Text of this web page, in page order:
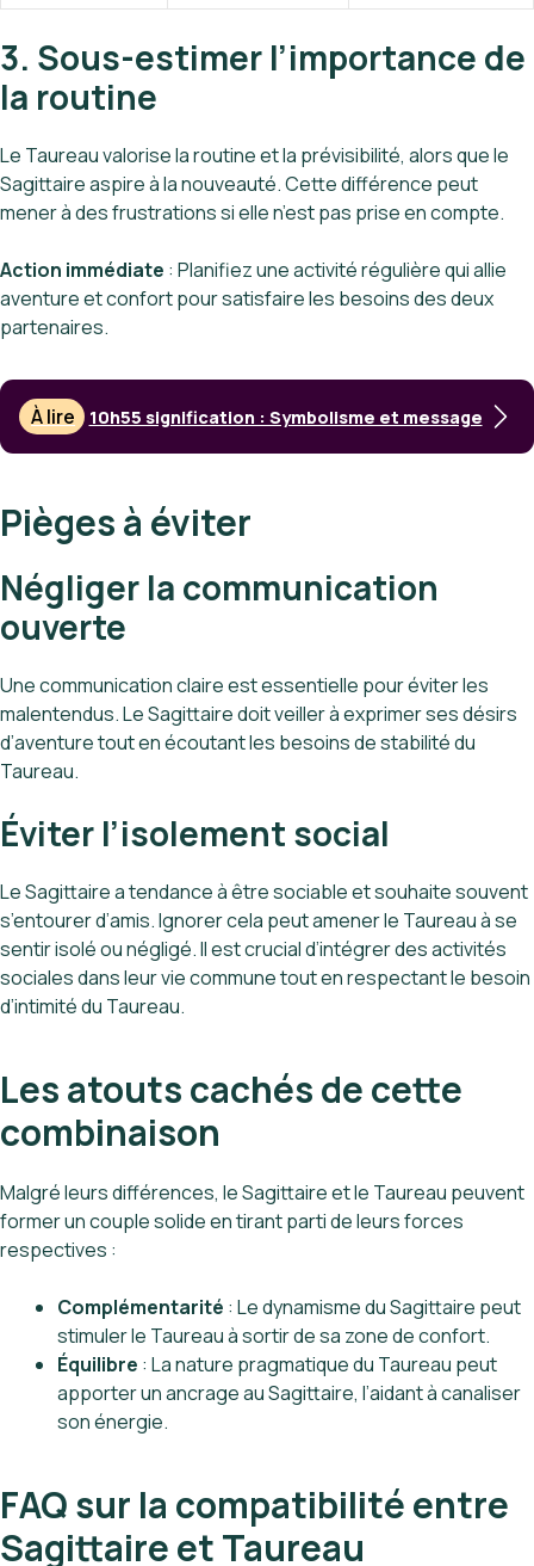
3. Sous-estimer l’importance de
la routine
Le Taureau valorise la routine et la prévisibilité, alors que le
Sagittaire aspire à la nouveauté. Cette différence peut
mener à des frustrations si elle n’est pas prise en compte.
Action immédiate : Planifiez une activité régulière qui allie
aventure et confort pour satisfaire les besoins des deux
partenaires.
À lire 10h55 signification : Symbolisme et message
Pièges à éviter
Négliger la communication
ouverte
Une communication claire est essentielle pour éviter les
malentendus. Le Sagittaire doit veiller à exprimer ses désirs
d’aventure tout en écoutant les besoins de stabilité du
Taureau.
Éviter l’isolement social
Le Sagittaire a tendance à être sociable et souhaite souvent
s’entourer d’amis. Ignorer cela peut amener le Taureau à se
sentir isolé ou négligé. Il est crucial d’intégrer des activités
sociales dans leur vie commune tout en respectant le besoin
d’intimité du Taureau.
Les atouts cachés de cette
combinaison
Malgré leurs différences, le Sagittaire et le Taureau peuvent
former un couple solide en tirant parti de leurs forces
respectives :
Complémentarité : Le dynamisme du Sagittaire peut
stimuler le Taureau à sortir de sa zone de confort.
Équilibre : La nature pragmatique du Taureau peut
apporter un ancrage au Sagittaire, l’aidant à canaliser
son énergie.
FAQ sur la compatibilité entre
Sagittaire et Taureau